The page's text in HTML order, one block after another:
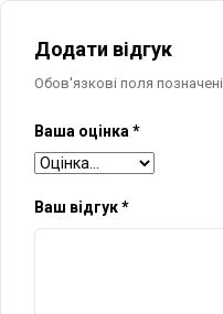
Додати відгук
Обов'язкові поля позначені
Ваша оцінка *
Ваш відгук*